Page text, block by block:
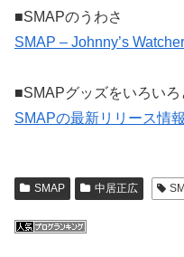
■SMAPのうわさ
SMAP – Johnny’s Watcher
■SMAPグッズをいろい
SMAPの最新リリース情報
SMAP 中居正広